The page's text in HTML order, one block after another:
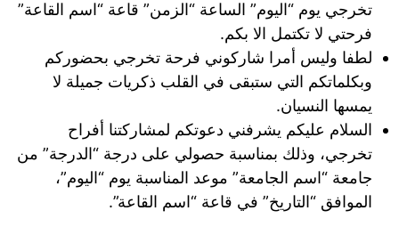
تخرجي يوم “اليوم” الساعة “الزمن” قاعة “اسم القاعة”
فرحتي لا تكتمل الا بكم.
لطفا وليس أمرا شاركوني فرحة تخرجي بحضوركم
وبكلماتكم التي ستبقى في القلب ذكريات جميلة لا
يمسها النسيان.
السلام عليكم يشرفني دعوتكم لمشاركتنا أفراح
تخرجي، وذلك بمناسبة حصولي على درجة “الدرجة” من
جامعة “اسم الجامعة” موعد المناسبة يوم “اليوم”،
الموافق “التاريخ” في قاعة “اسم القاعة”.